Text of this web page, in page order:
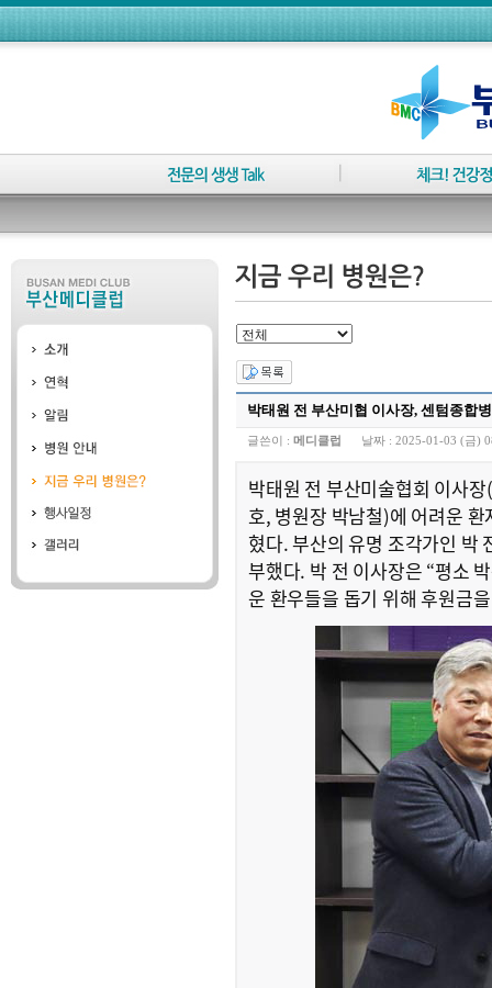
박태원 전 부산미협 이사장, 센텀종합
글쓴이 : 메디클럽 날짜 : 2025-01-03 (금)
박태원 전 부산미술협회 이사
호, 병원장 박남철)에 어려운
혔다. 부산의 유명 조각가인 박
부했다. 박 전 이사장은 “평소
운 환우들을 돕기 위해 후원금